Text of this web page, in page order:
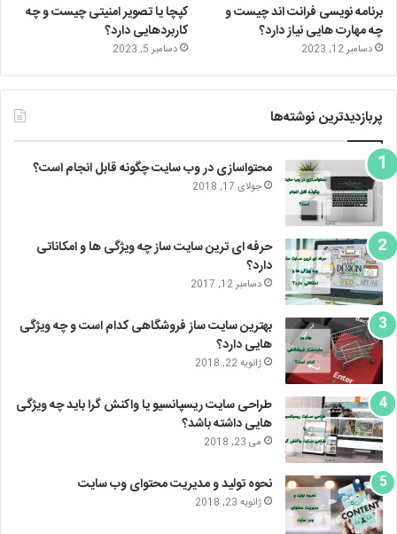
برنامه نویسی فرانت اند چیست و
چه مهارت هایی نیاز دارد؟
دسامبر 12, 2023
کپچا یا تصویر امنیتی چیست و چه
کاربردهایی دارد؟
دسامبر 5, 2023
پربازدیدترین نوشته‌ها
محتواسازی در وب سایت چگونه قابل انجام است؟
جولای 17, 2018
حرفه ای ترین سایت ساز چه ویژگی ها و امکاناتی
دارد؟
دسامبر 12, 2017
بهترین سایت ساز فروشگاهی کدام است و چه ویژگی
هایی دارد؟
ژانویه 22, 2018
طراحی سایت ریسپانسیو یا واکنش گرا باید چه ویژگی
هایی داشته باشد؟
می 23, 2018
نحوه تولید و مدیریت محتوای وب سایت
ژانویه 23, 2018